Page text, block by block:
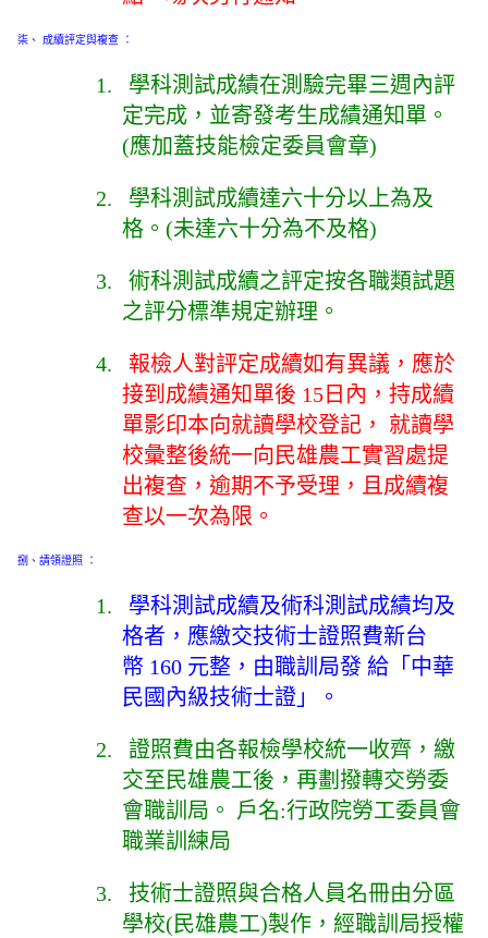
柒 、 成續評定與複查 ：
1. 學科測試成績在測驗完畢三週內評
定完成，並寄發考生成績通知單。
(應加蓋技能檢定委員會章)
2. 學科測試成續達六十分以上為及
格。(未達六十分為不及格)
3.術科測試成續之評定按各職類試題
之評分標準規定辦理。
4. 報檢人對評定成續如有異議，應於
接到成績通知單後 15日內，持成續
單影印本向就讀學校登記， 就讀學
校彙整後統一向民雄農工實習處提
出複查，逾期不予受理，且成續複
查以一次為限。
捌 、請領證照 ：
1. 學科測試成續及術科測試成績均及
格者，應繳交技術士證照費新台
幣 160 元整，由職訓局發 給「中華
民國內級技術士證」。
2.證照費由各報檢學校統一收齊，繳
交至民雄農工後，再劃撥轉交勞委
會職訓局。 戶名:行政院勞工委員會
職業訓練局
3. 技術士證照與合格人員名冊由分區
學校(民雄農工)製作，經職訓局授權